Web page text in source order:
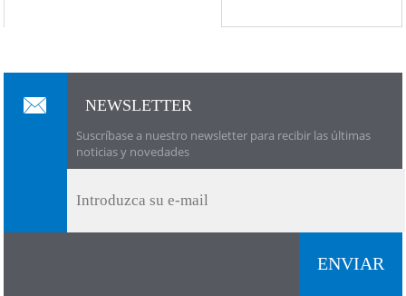
NEWSLETTER
Suscríbase a nuestro newsletter para recibir las últimas
noticias y novedades